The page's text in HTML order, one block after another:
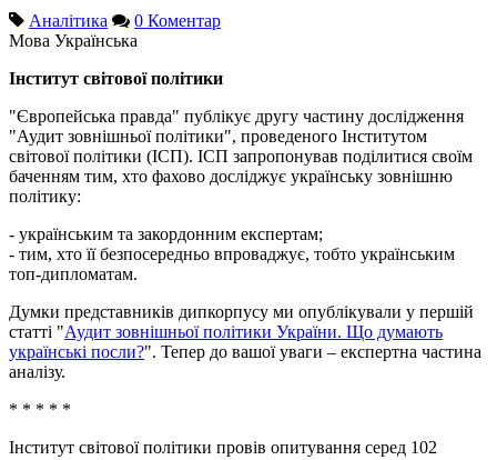
Аналітика
0 Коментар
Мова Українська
Інститут світової політики
"Європейська правда" публікує другу частину дослідження
"Аудит зовнішньої політики", проведеного Інститутом
світової політики (ІСП). ІСП запропонував поділитися своїм
баченням тим, хто фахово досліджує українську зовнішню
політику:
- українським та закордонним експертам;
- тим, хто її безпосередньо впроваджує, тобто українським
топ-дипломатам.
Думки представників дипкорпусу ми опублікували у першій
статті "Аудит зовнішньої політики України. Що думають
українські посли?". Тепер до вашої уваги – експертна частина
аналізу.
* * * * *
Інститут світової політики провів опитування серед 102